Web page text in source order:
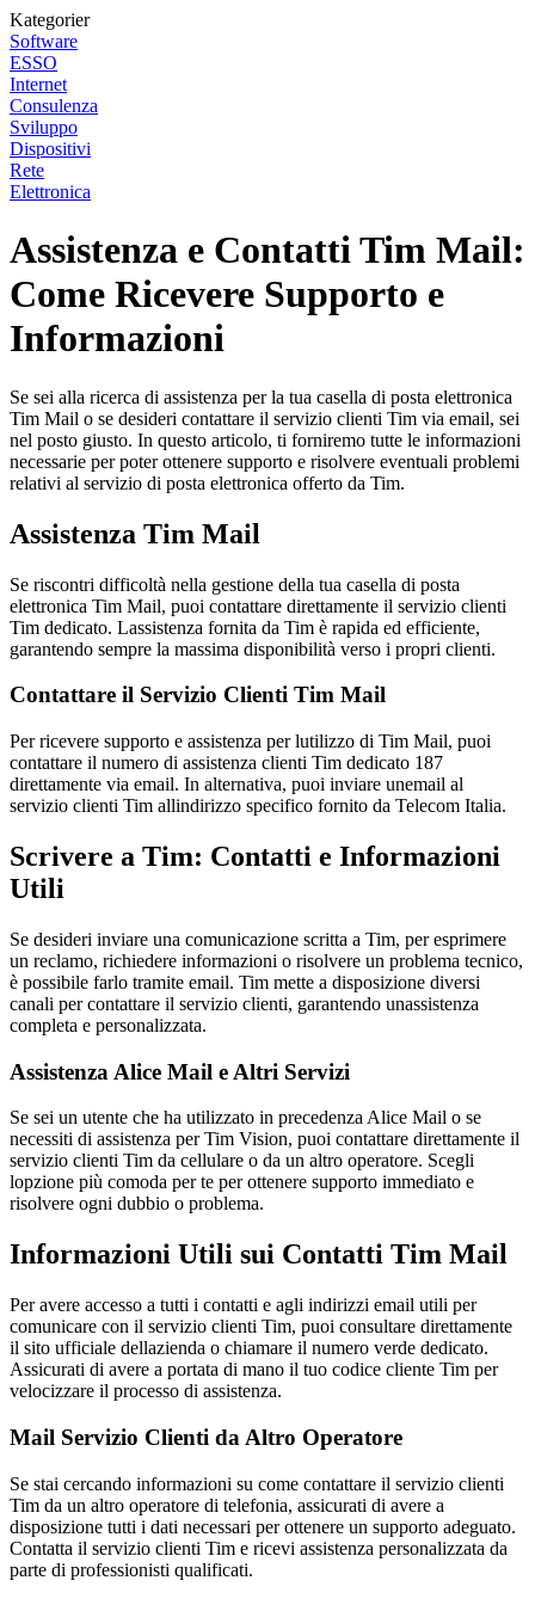
Kategorier
Software
ESSO
Internet
Consulenza
Sviluppo
Dispositivi
Rete
Elettronica
Assistenza e Contatti Tim Mail:
Come Ricevere Supporto e
Informazioni
Se sei alla ricerca di assistenza per la tua casella di posta elettronica
Tim Mail o se desideri contattare il servizio clienti Tim via email, sei
nel posto giusto. In questo articolo, ti forniremo tutte le informazioni
necessarie per poter ottenere supporto e risolvere eventuali problemi
relativi al servizio di posta elettronica offerto da Tim.
Assistenza Tim Mail
Se riscontri difficoltà nella gestione della tua casella di posta
elettronica Tim Mail, puoi contattare direttamente il servizio clienti
Tim dedicato. Lassistenza fornita da Tim è rapida ed efficiente,
garantendo sempre la massima disponibilità verso i propri clienti.
Contattare il Servizio Clienti Tim Mail
Per ricevere supporto e assistenza per lutilizzo di Tim Mail, puoi
contattare il numero di assistenza clienti Tim dedicato 187
direttamente via email. In alternativa, puoi inviare unemail al
servizio clienti Tim allindirizzo specifico fornito da Telecom Italia.
Scrivere a Tim: Contatti e Informazioni
Utili
Se desideri inviare una comunicazione scritta a Tim, per esprimere
un reclamo, richiedere informazioni o risolvere un problema tecnico,
è possibile farlo tramite email. Tim mette a disposizione diversi
canali per contattare il servizio clienti, garantendo unassistenza
completa e personalizzata.
Assistenza Alice Mail e Altri Servizi
Se sei un utente che ha utilizzato in precedenza Alice Mail o se
necessiti di assistenza per Tim Vision, puoi contattare direttamente il
servizio clienti Tim da cellulare o da un altro operatore. Scegli
lopzione più comoda per te per ottenere supporto immediato e
risolvere ogni dubbio o problema.
Informazioni Utili sui Contatti Tim Mail
Per avere accesso a tutti i contatti e agli indirizzi email utili per
comunicare con il servizio clienti Tim, puoi consultare direttamente
il sito ufficiale dellazienda o chiamare il numero verde dedicato.
Assicurati di avere a portata di mano il tuo codice cliente Tim per
velocizzare il processo di assistenza.
Mail Servizio Clienti da Altro Operatore
Se stai cercando informazioni su come contattare il servizio clienti
Tim da un altro operatore di telefonia, assicurati di avere a
disposizione tutti i dati necessari per ottenere un supporto adeguato.
Contatta il servizio clienti Tim e ricevi assistenza personalizzata da
parte di professionisti qualificati.